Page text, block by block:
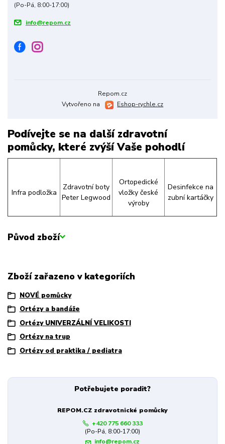
(Po-Pá, 8:00-17:00)
info@repom.cz
Repom.cz
Vytvořeno na
Eshop-rychle.cz
Podívejte se na další zdravotní
pomůcky, které zvýší Vaše pohodlí
Infra podložka
Zdravotní boty
Peter Legwood
Ortopedické
vložky české
výroby
Desinfekce na
zubní kartáčky
Původ zboží
Zboží zařazeno v kategoriích
NOVÉ pomůcky
Ortézy a bandáže
Ortézy UNIVERZÁLNÍ VELIKOSTI
Ortézy na trup
Ortézy od praktika / pediatra
Potřebujete poradit?
REPOM.CZ zdravotnické pomůcky
+420 775 660 333
(Po-Pá, 8:00-17:00)
info@repom.cz